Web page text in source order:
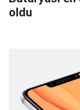
oldu